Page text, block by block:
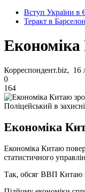
Вступ України в
Теракт в
Економіка
Корреспондент.biz, 16
0
164
Поліцейський в
Економіка
Економіка Китаю
статистичного
Так, обсяг ВВП Китаю в